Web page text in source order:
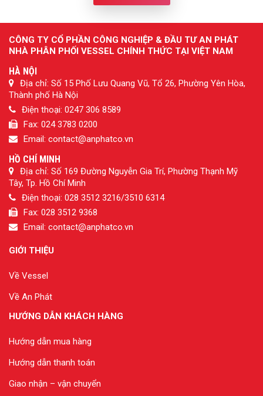
CÔNG TY CỔ PHẦN CÔNG NGHIỆP & ĐẦU TƯ AN PHÁT
NHÀ PHÂN PHỐI VESSEL CHÍNH THỨC TẠI VIỆT NAM
HÀ NỘI
Địa chỉ: Số 15 Phố Lưu Quang Vũ, Tổ 26, Phường Yên Hòa,
Thành phố Hà Nội
Điện thoại: 0247 306 8589
Fax: 024 3783 0200
Email: contact@anphatco.vn
HỒ CHÍ MINH
Địa chỉ: Số 169 Đường Nguyễn Gia Trí, Phường Thạnh Mỹ
Tây, Tp. Hồ Chí Minh
Điện thoại: 028 3512 3216/3510 6314
Fax: 028 3512 9368
Email: contact@anphatco.vn
GIỚI THIỆU
Về Vessel
Về An Phát
HƯỚNG DẪN KHÁCH HÀNG
Hướng dẫn mua hàng
Hướng dẫn thanh toán
Giao nhận – vận chuyển